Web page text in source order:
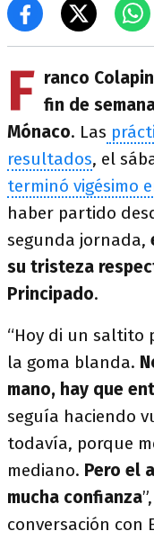
F ranco
fin de
Mónaco. Las
resultados, el
terminó vigésimo
haber partido
segunda jornada,
su tristeza
Principado.
“Hoy di un saltito
la goma blanda.
mano, hay que
seguía haciendo
todavía, porque
mediano. Pero el
mucha confianza
conversación con